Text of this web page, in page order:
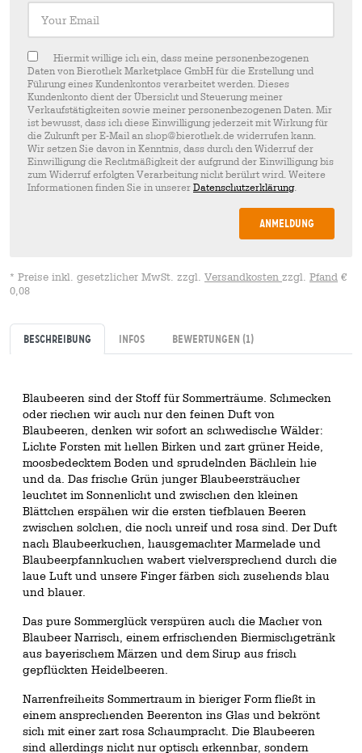
Your Email
Hiermit willige ich ein, dass meine personenbezogenen
Daten von Bierothek Marketplace GmbH für die Erstellung und
Führung eines Kundenkontos verarbeitet werden. Dieses
Kundenkonto dient der Übersicht und Steuerung meiner
Verkaufstätigkeiten sowie meiner personenbezogenen Daten. Mir
ist bewusst, dass ich diese Einwilligung jederzeit mit Wirkung für
die Zukunft per E-Mail an shop@bierothek.de widerrufen kann.
Wir setzen Sie davon in Kenntnis, dass durch den Widerruf der
Einwilligung die Rechtmäßigkeit der aufgrund der Einwilligung bis
zum Widerruf erfolgten Verarbeitung nicht berührt wird. Weitere
Informationen finden Sie in unserer Datenschutzerklärung.
Anmeldung
* Preise inkl. gesetzlicher MwSt. zzgl. Versandkosten zzgl. Pfand €
0,08
Beschreibung Infos Bewertungen (1)
Blaubeeren sind der Stoff für Sommerträume. Schmecken
oder riechen wir auch nur den feinen Duft von
Blaubeeren, denken wir sofort an schwedische Wälder:
Lichte Forsten mit hellen Birken und zart grüner Heide,
moosbedecktem Boden und sprudelnden Bächlein hie
und da. Das frische Grün junger Blaubeersträucher
leuchtet im Sonnenlicht und zwischen den kleinen
Blättchen erspähen wir die ersten tiefblauen Beeren
zwischen solchen, die noch unreif und rosa sind. Der Duft
nach Blaubeerkuchen, hausgemachter Marmelade und
Blaubeerpfannkuchen wabert vielversprechend durch die
laue Luft und unsere Finger färben sich zusehends blau
und blauer.
Das pure Sommerglück verspüren auch die Macher von
Blaubeer Narrisch, einem erfrischenden Biermischgetränk
aus bayerischem Märzen und dem Sirup aus frisch
gepflückten Heidelbeeren.
Narrenfreiheits Sommertraum in bieriger Form fließt in
einem ansprechenden Beerenton ins Glas und bekrönt
sich mit einer zart rosa Schaumpracht. Die Blaubeeren
sind allerdings nicht nur optisch erkennbar, sondern